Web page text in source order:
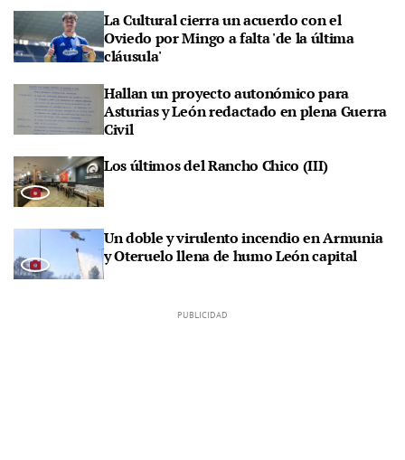
La Cultural cierra un acuerdo con el
Oviedo por Mingo a falta 'de la última
cláusula'
Hallan un proyecto autonómico para
Asturias y León redactado en plena Guerra
Civil
Los últimos del Rancho Chico (III)
Un doble y virulento incendio en Armunia
y Oteruelo llena de humo León capital